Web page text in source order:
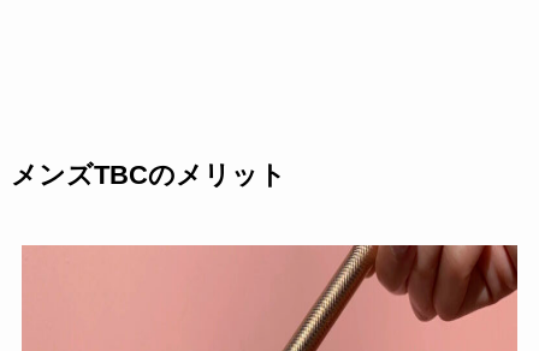
メンズTBCのメリット